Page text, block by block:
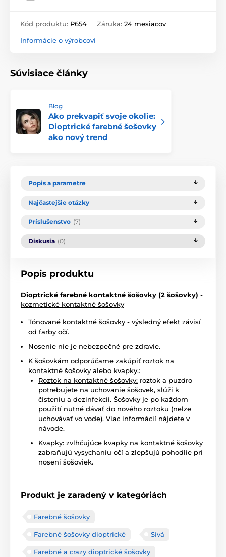
Kód produktu: P654 Záruka: 24 mesiacov
Informácie o výrobcovi
Súvisiace články
Blog
Ako prekvapiť svoje okolie:
Dioptrické farebné šošovky
ako nový trend
Popis a parametre
Najčastejšie otázky
Príslušenstvo (7)
Diskusia (0)
Popis produktu
Dioptrické farebné kontaktné šošovky (2 šošovky) -
kozmetické kontaktné šošovky
Tónované kontaktné šošovky - výsledný efekt závisí
od farby očí.
Nosenie nie je nebezpečné pre zdravie.
K šošovkám odporúčame zakúpiť roztok na
kontaktné šošovky alebo kvapky.:
Roztok na kontaktné šošovky: roztok a puzdro
potrebujete na uchovanie šošovek, slúži k
čisteniu a dezinfekcii. Šošovky je po každom
použití nutné dávať do nového roztoku (nelze
uchovávať vo vode). Viac informácií nájdete v
návode.
Kvapky: zvlhčujúce kvapky na kontaktné šošovky
zabraňujú vysychaniu očí a zlepšujú pohodlie pri
nosení šošoviek.
Produkt je zaradený v kategóriách
Farebné šošovky
Farebné šošovky dioptrické Sivá
Farebné a crazy dioptrické šošovky